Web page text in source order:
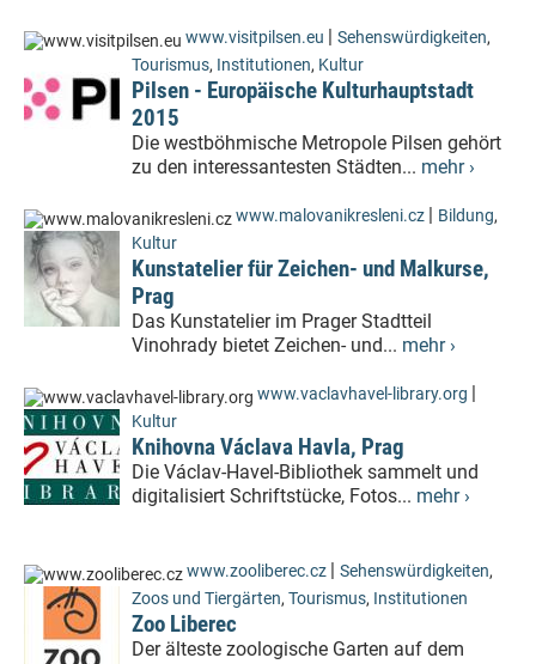
www.visitpilsen.eu | Sehenswürdigkeiten,
Tourismus, Institutionen, Kultur
Pilsen - Europäische Kulturhauptstadt
2015
Die westböhmische Metropole Pilsen gehört
zu den interessantesten Städten... mehr ›
www.malovanikresleni.cz | Bildung,
Kultur
Kunstatelier für Zeichen- und Malkurse,
Prag
Das Kunstatelier im Prager Stadtteil
Vinohrady bietet Zeichen- und... mehr ›
www.vaclavhavel-library.org |
Kultur
Knihovna Václava Havla, Prag
Die Václav-Havel-Bibliothek sammelt und
digitalisiert Schriftstücke, Fotos... mehr ›
www.zooliberec.cz | Sehenswürdigkeiten,
Zoos und Tiergärten, Tourismus, Institutionen
Zoo Liberec
Der älteste zoologische Garten auf dem